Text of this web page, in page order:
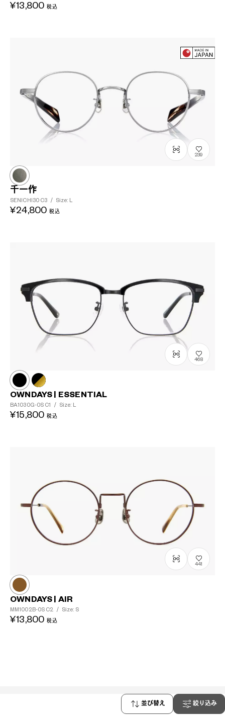
並び替え 絞り込み
¥13,800 税込
239
千一作
SENICHI30 C3 / Size: L
¥24,800 税込
468
OWNDAYS | ESSENTIAL
BA1030G-0S C1 / Size: L
¥15,800 税込
441
OWNDAYS | AIR
MM1002B-0S C2 / Size: S
¥13,800 税込